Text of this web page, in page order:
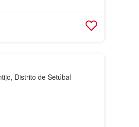
Distrito de Setúbal